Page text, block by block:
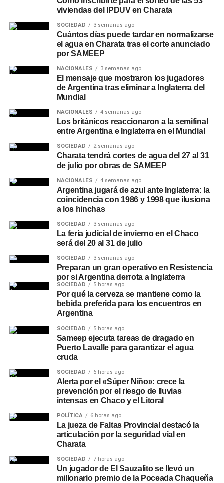
viviendas del IPDUV en Charata
SOCIEDAD 3 semanas ago
Cuántos días puede tardar en normalizarse
el agua en Charata tras el corte anunciado
por SAMEEP
NACIONALES 3 semanas ago
El mensaje que mostraron los jugadores
de Argentina tras eliminar a Inglaterra del
Mundial
NACIONALES 4 semanas ago
Los británicos reaccionaron a la semifinal
entre Argentina e Inglaterra en el Mundial
SOCIEDAD 2 semanas ago
Charata tendrá cortes de agua del 27 al 31
de julio por obras de SAMEEP
NACIONALES 4 semanas ago
Argentina jugará de azul ante Inglaterra: la
coincidencia con 1986 y 1998 que ilusiona
a los hinchas
SOCIEDAD 3 semanas ago
La feria judicial de invierno en el Chaco
será del 20 al 31 de julio
SOCIEDAD 3 semanas ago
Preparan un gran operativo en Resistencia
por si Argentina derrota a Inglaterra
SOCIEDAD 5 horas ago
Por qué la cerveza se mantiene como la
bebida preferida para los encuentros en
Argentina
SOCIEDAD 5 horas ago
Sameep ejecuta tareas de dragado en
Puerto Lavalle para garantizar el agua
cruda
SOCIEDAD 6 horas ago
Alerta por el «Súper Niño»: crece la
prevención por el riesgo de lluvias
intensas en Chaco y el Litoral
POLÍTICA 6 horas ago
La jueza de Faltas Provincial destacó la
articulación por la seguridad vial en
Charata
SOCIEDAD 7 horas ago
Un jugador de El Sauzalito se llevó un
millonario premio de la Poceada Chaqueña